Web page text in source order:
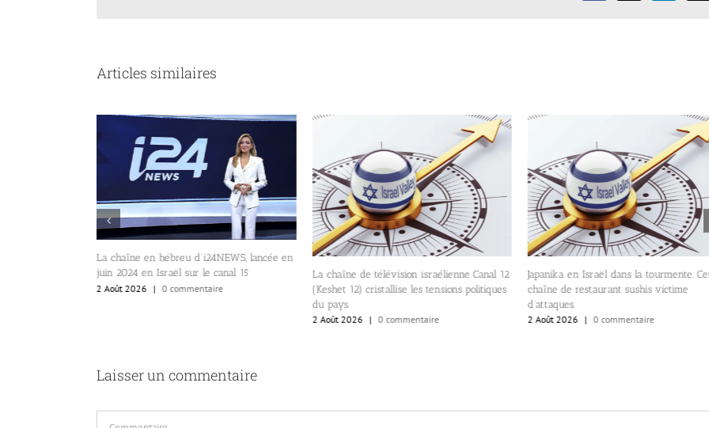
Articles similaires
La chaîne en hébreu d’i24NEWS, lancée en
juin 2024 en Israël sur le canal 15
2 Août 2026 | 0 commentaire
La chaîne de télévision israélienne Canal 12
(Keshet 12) cristallise les tensions politiques
du pays.
2 Août 2026 | 0 commentaire
Japanika en Israël dans la tourmente.
chaîne de restaurant sushis victime
d’attaques.
2 Août 2026 | 0 commentaire
Laisser un commentaire